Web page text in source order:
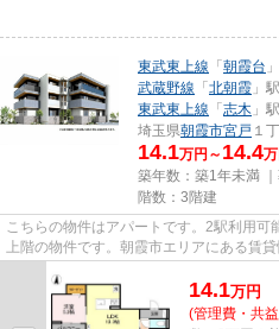
東武東上線 「 朝霞台
武蔵野線 「 北朝霞 」
東武東上線 「 志木 」
埼玉県朝霞市宮戸 １
14.1万円～ 14.4
築年数：築1年未満 ｜
階数：3階建
こちらの物件はアパートです。2駅利用可
上階の物件です。朝霞市エリアにある賃
14.1万円
(管理費・共